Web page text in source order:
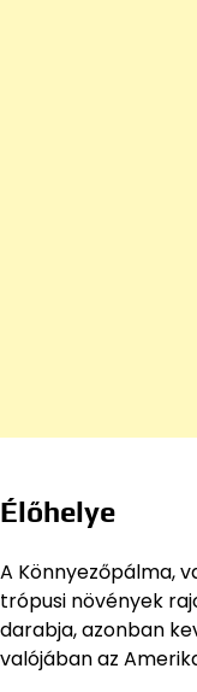
Élőhelye
A Könnyezőpálma,
trópusi növények
darabja, azonban
valójában az